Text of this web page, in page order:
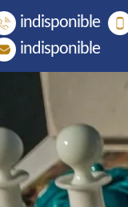
indisponible
indisponible